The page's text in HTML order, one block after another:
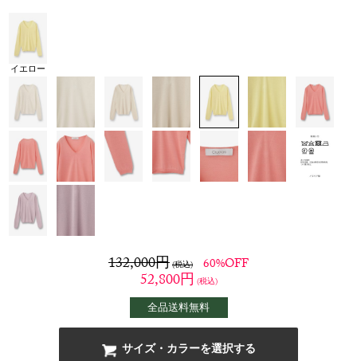
イエロー
132,000円(税込) 60%OFF
52,800円 (税込)
全品送料無料
サイズ・カラーを選択する